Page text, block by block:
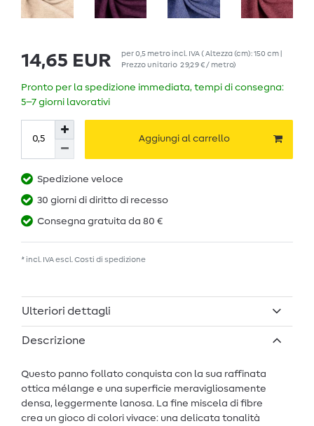
14,65 EUR per0,5 metroincl. IVA( Altezza (cm): 150 cm |
Prezzo unitario 29,29 € / metro)
Pronto per la spedizione immediata, tempi di consegna:
5–7 giorni lavorativi
Aggiungi al carrello
Spedizione veloce
30 giorni di diritto di recesso
Consegna gratuita da 80 €
* incl. IVA escl. Costi di spedizione
Ulteriori dettagli
Descrizione
Questo panno follato conquista con la sua raffinata
ottica mélange e una superficie meravigliosamente
densa, leggermente lanosa. La fine miscela di fibre
crea un gioco di colori vivace: una delicata tonalità